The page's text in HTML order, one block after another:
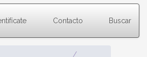
Contacto Buscar